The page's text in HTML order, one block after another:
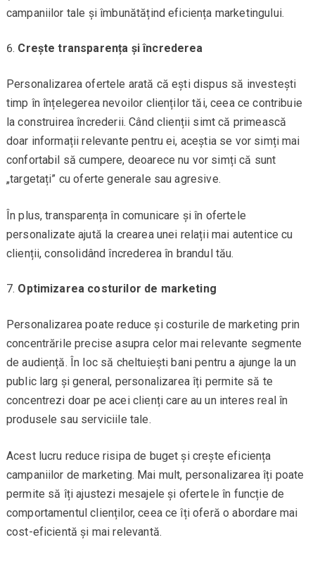
campaniilor tale și îmbunătățind eficiența marketingului.
Crește transparența și încrederea
Personalizarea ofertele arată că ești dispus să investești
timp în înțelegerea nevoilor clienților tăi, ceea ce contribuie
la construirea încrederii. Când clienții simt că primească
doar informații relevante pentru ei, aceștia se vor simți mai
confortabil să cumpere, deoarece nu vor simți că sunt
„targetați” cu oferte generale sau agresive.
În plus, transparența în comunicare și în ofertele
personalizate ajută la crearea unei relații mai autentice cu
clienții, consolidând încrederea în brandul tău.
Optimizarea costurilor de marketing
Personalizarea poate reduce și costurile de marketing prin
concentrările precise asupra celor mai relevante segmente
de audiență. În loc să cheltuiești bani pentru a ajunge la un
public larg și general, personalizarea îți permite să te
concentrezi doar pe acei clienți care au un interes real în
produsele sau serviciile tale.
Acest lucru reduce risipa de buget și crește eficiența
campaniilor de marketing. Mai mult, personalizarea îți poate
permite să îți ajustezi mesajele și ofertele în funcție de
comportamentul clienților, ceea ce îți oferă o abordare mai
cost-eficientă și mai relevantă.